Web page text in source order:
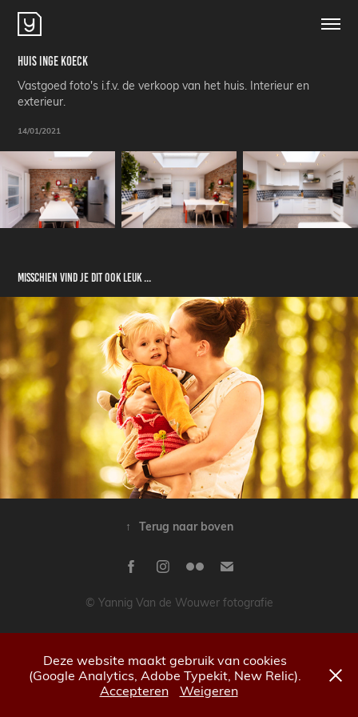
Huis Inge Koeck
Vastgoed foto's i.f.v. de verkoop van het huis. Interieur en
exterieur.
14/01/2021
Misschien vind je dit ook leuk ...
Millie en haar meter
↑ Terug naar boven
© Yannig Van de Wouwer fotografie
Deze website maakt gebruik van cookies
(Google Analytics, Adobe Typekit, New Relic).
Accepteren
Weigeren